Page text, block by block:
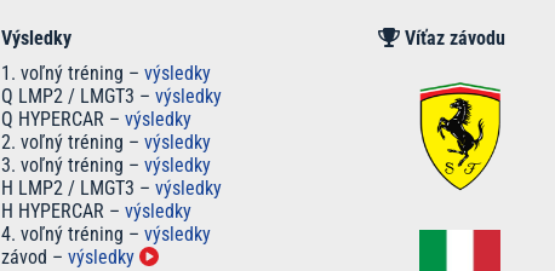
Výsledky
1. voľný tréning – výsledky
Q LMP2 / LMGT3 – výsledky
Q HYPERCAR – výsledky
2. voľný tréning – výsledky
3. voľný tréning – výsledky
H LMP2 / LMGT3 – výsledky
H HYPERCAR – výsledky
4. voľný tréning – výsledky
závod – výsledky
Víťaz závodu